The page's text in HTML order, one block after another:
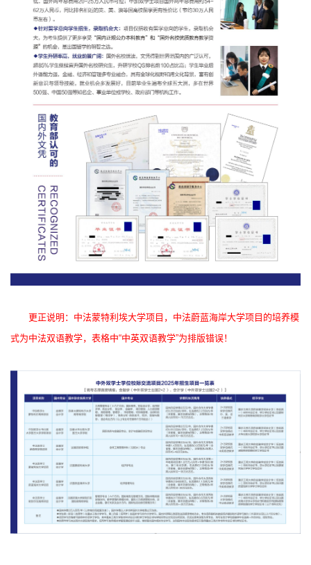
更正说明：中法蒙特利埃大学项目，中法蔚蓝海岸大学项目的培养模
式为中法双语教学，表格中“中英双语教学”为排版错误！